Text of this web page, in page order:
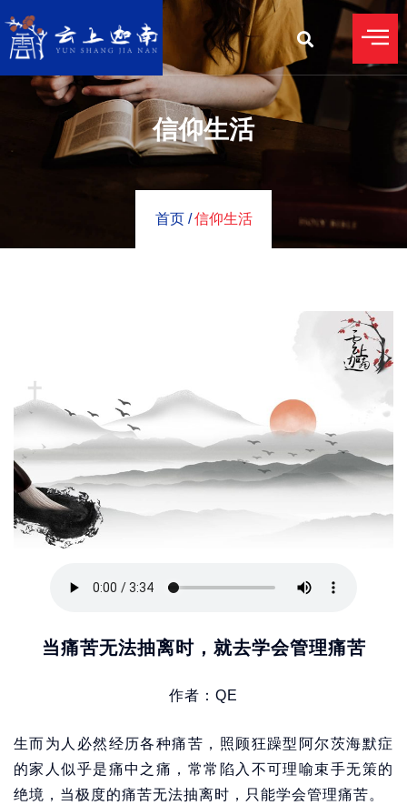
信仰生活
首页 / 信仰生活
当痛苦无法抽离时，就去学会管理痛苦
作者：QE
生而为人必然经历各种痛苦，照顾狂躁型阿尔茨海默症
的家人似乎是痛中之痛，常常陷入不可理喻束手无策的
绝境，当极度的痛苦无法抽离时，只能学会管理痛苦。